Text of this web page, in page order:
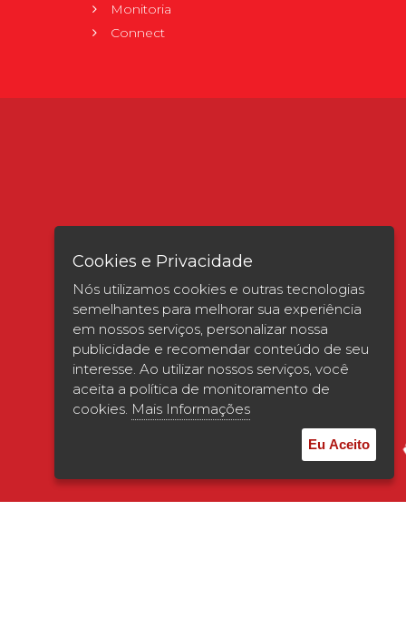
Monitoria
Connect
Verificada por
Cookies e Privacidade
Nós utilizamos cookies e outras tecnologias
semelhantes para melhorar sua experiência
em nossos serviços, personalizar nossa
publicidade e recomendar conteúdo de seu
interesse. Ao utilizar nossos serviços, você
aceita a política de monitoramento de
cookies. Mais Informações
Eu Aceito